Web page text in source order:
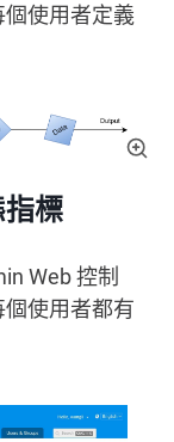
使用者定義
標
Web 控制
使用者都有